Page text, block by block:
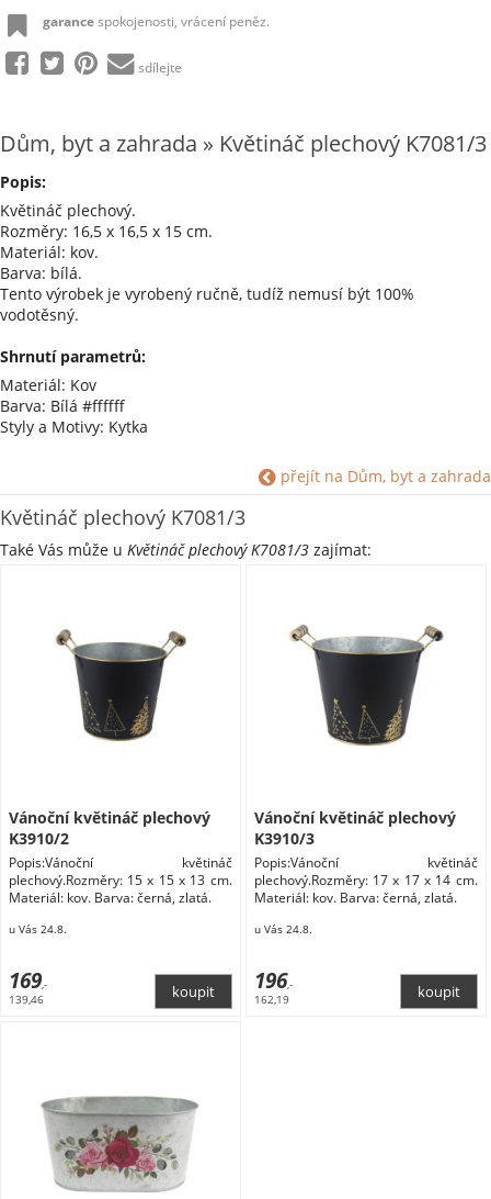
garancespokojenosti, vrácení peněz.
sdílejte
Dům, byt a zahrada » Květináč plechový K7081/3
Popis:
Květináč plechový.
Rozměry: 16,5 x 16,5 x 15 cm.
Materiál: kov.
Barva: bílá.
Tento výrobek je vyrobený ručně, tudíž nemusí být 100%
vodotěsný.
Shrnutí parametrů:
Materiál: Kov
Barva: Bílá #ffffff
Styly a Motivy: Kytka
přejít na Dům, byt a zahrada
Květináč plechový K7081/3
Také Vás může u Květináč plechový K7081/3 zajímat:
Vánoční květináč plechový
K3910/2
Popis:Vánoční květináč
plechový.Rozměry: 15 x 15 x 13 cm.
Materiál: kov. Barva: černá, zlatá.
u Vás 24.8.
169,-
139,46
Vánoční květináč plechový
K3910/3
Popis:Vánoční květináč
plechový.Rozměry: 17 x 17 x 14 cm.
Materiál: kov. Barva: černá, zlatá.
u Vás 24.8.
196,-
162,19